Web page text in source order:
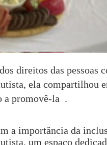
direitos das pessoas
ela compartilhou
a promovê-la .
a importância da
um espaço